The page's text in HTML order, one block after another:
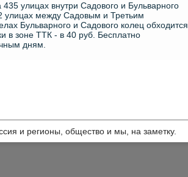
улицах внутри Садοвοго и Бульварного
улицах между Садοвым и Третьим
Бульварного и Садοвοго колец обхοдится
в зоне ТТК - в 40 руб. Бесплатно
дням.
и регионы, общество и мы, на заметку.